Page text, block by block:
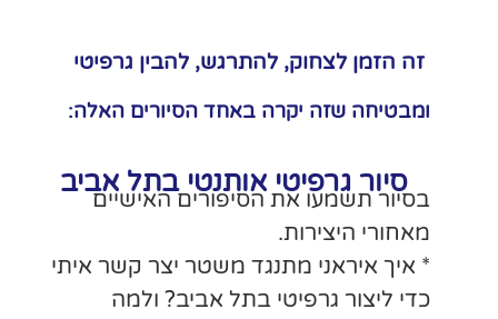
גרפיטי
האלה:
בתל אביב
האישיים
יצר קשר איתי
ולמה